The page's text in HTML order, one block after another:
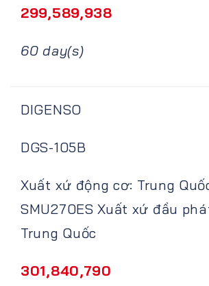
299,589,938
60 day(s)
DIGENSO
DGS-105B
Xuất xứ động cơ: Trung
SMU270ES Xuất xứ đầu
Trung Quốc
301,840,790